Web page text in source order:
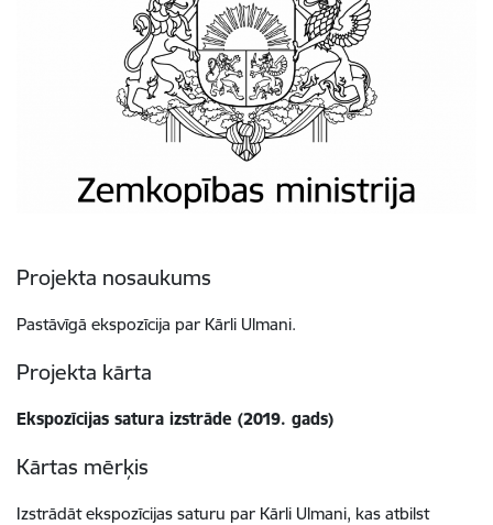
Projekta nosaukums
Pastāvīgā ekspozīcija par Kārli Ulmani.
Projekta kārta
Ekspozīcijas satura izstrāde (2019. gads)
Kārtas mērķis
Izstrādāt ekspozīcijas saturu par Kārli Ulmani, kas atbilst